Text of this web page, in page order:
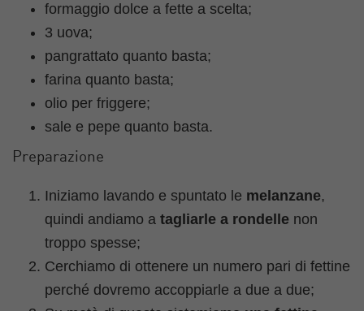
formaggio dolce a fette a scelta;
3 uova;
pangrattato quanto basta;
farina quanto basta;
olio per friggere;
sale e pepe quanto basta.
Preparazione
Iniziamo lavando e spuntato le melanzane,
quindi andiamo a tagliarle a rondelle non
troppo spesse;
Cerchiamo di ottenere un numero pari di fettine
perché dovremo accoppiarle a due a due;